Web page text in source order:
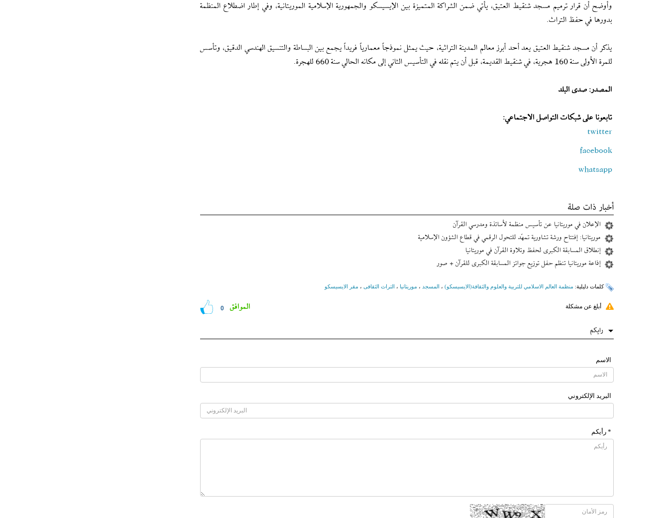
وأوضح أن قرار ترميم مسجد شنقيط العتيق، يأتي ضمن الشراكة المتميزة بين الإيسيسكو والجمهورية الإسلامية الموريتانية، وفي إطار اضطلاع المنظمة
بدورها في حفظ التراث.
يذكر أن مسجد شنقيط العتيق يعد أحد أبرز معالم المدينة التراثية، حيث يمثل نموذجاً معمارياً فريداً يجمع بين البساطة والتنسيق الهندسي الدقيق، وتأسس
للمرة الأولى سنة 160 هجرية، في شنقيط القديمة، قبل أن يتم نقله في التأسيس الثاني إلى مكانه الحالي سنة 660 للهجرة.
المصدر: صدى البلد
تابعونا على شبكات التواصل الاجتماعي:
twitter
facebook
whatsapp
أخبار ذات صلة
الإعلان في موریتانیا عن تأسيس منظمة لأساتذة ومدرسي القرآن
موریتانیا: إفتتاح ورشة تشاورية تمهّد للتحول الرقمي في قطاع الشؤون الإسلامية
إنطلاق المسابقة الكبرى لحفظ وتلاوة القرآن في موريتانيا
إذاعة موريتانيا تنظم حفل توزيع جوائز المسابقة الكبرى للقرآن + صور
کلمات دلیلیة: منظمة العالم الاسلامي للتربية والعلوم والثقافة(الايسيسكو) ، المسجد ، موريتانيا ، التراث الثقافی ، مقر الايسيسكو
أبلغ عن مشكلة 0 الموافق
رایکم
الاسم
البرید الإلکتروني
* رأیکم